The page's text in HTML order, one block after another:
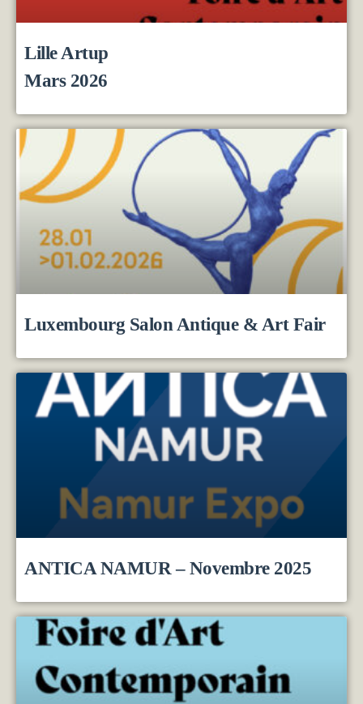
Lille Artup
Mars 2026
Luxembourg Salon Antique & Art Fair
ANTICA NAMUR – Novembre 2025